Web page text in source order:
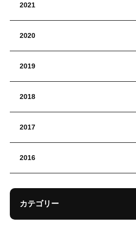
2021
2020
2019
2018
2017
2016
カテゴリー